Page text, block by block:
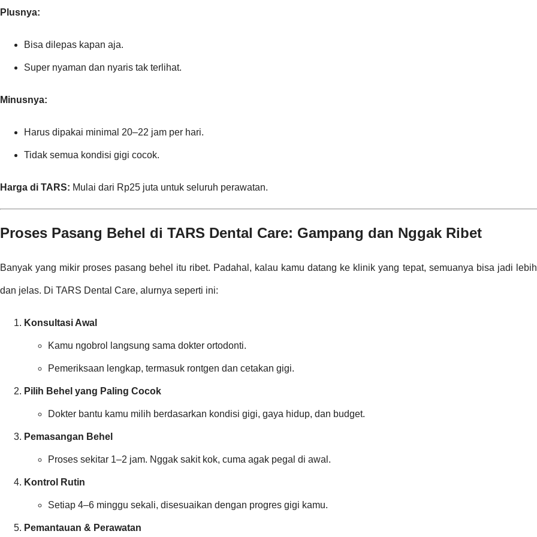
Plusnya:
Bisa dilepas kapan aja.
Super nyaman dan nyaris tak terlihat.
Minusnya:
Harus dipakai minimal 20–22 jam per hari.
Tidak semua kondisi gigi cocok.
Harga di TARS: Mulai dari Rp25 juta untuk seluruh perawatan.
Proses Pasang Behel di TARS Dental Care: Gampang dan Nggak Ribet
Banyak yang mikir proses pasang behel itu ribet. Padahal, kalau kamu datang ke klinik yang tepat, semuanya bisa jadi
dan jelas. Di TARS Dental Care, alurnya seperti ini:
Konsultasi Awal
Kamu ngobrol langsung sama dokter ortodonti.
Pemeriksaan lengkap, termasuk rontgen dan cetakan gigi.
Pilih Behel yang Paling Cocok
Dokter bantu kamu milih berdasarkan kondisi gigi, gaya hidup, dan budget.
Pemasangan Behel
Proses sekitar 1–2 jam. Nggak sakit kok, cuma agak pegal di awal.
Kontrol Rutin
Setiap 4–6 minggu sekali, disesuaikan dengan progres gigi kamu.
Pemantauan & Perawatan